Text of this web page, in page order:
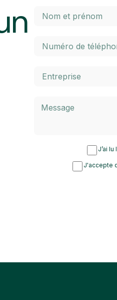
J’ai lu
J'accepte